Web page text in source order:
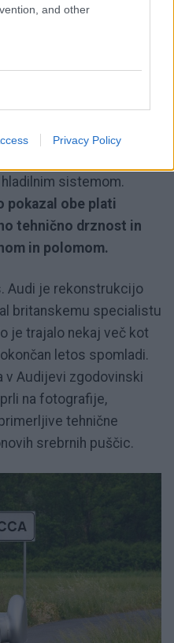
and other
Privacy Policy
zaprta dirkalnika
kjer omejitev mase
sta bila hitra, a
je moral
sistemom.
pokazal obe plati
tehnično drznost in
in polomom.
Audi je rekonstrukcijo
britanskemu specialistu
je trajalo nekaj več kot
letos spomladi.
v Audijevi zgodovinski
na fotografije,
tehnične
srebrnih puščic.